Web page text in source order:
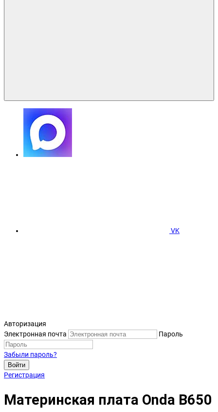
VK
Авторизация
Электронная почта
Пароль
Забыли пароль?
Войти
Регистрация
Материнская плата Onda B650